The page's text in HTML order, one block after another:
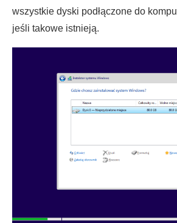
wszystkie dyski podłączone do
jeśli takowe istnieją.